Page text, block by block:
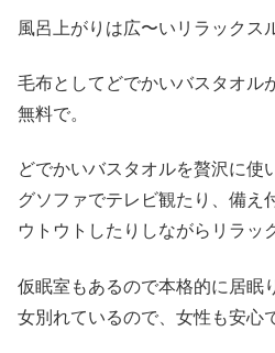
風呂上がりは広〜いリラックス
毛布としてどでかいバスタオル
無料で。
どでかいバスタオルを贅沢に使
グソファでテレビ観たり、備え
ウトウトしたりしながらリラッ
仮眠室もあるので本格的に居眠
女別れているので、女性も安心